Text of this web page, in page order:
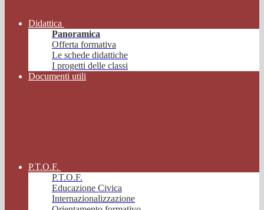
Didattica
Panoramica
Offerta formativa
Le schede didattiche
I progetti delle classi
Documenti utili
P.T.O.F.
P.T.O.F.
Educazione Civica
Internazionalizzazione